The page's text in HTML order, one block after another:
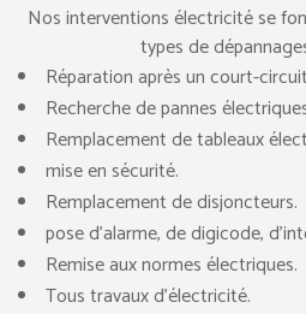
Nos interventions électricité se
types de
Réparation après un court-
Recherche de pannes
Remplacement de tableaux
mise en sécurité.
Remplacement de disjoncteurs.
pose d’alarme, de digicode,
Remise aux normes électriques.
Tous travaux d’électricité.